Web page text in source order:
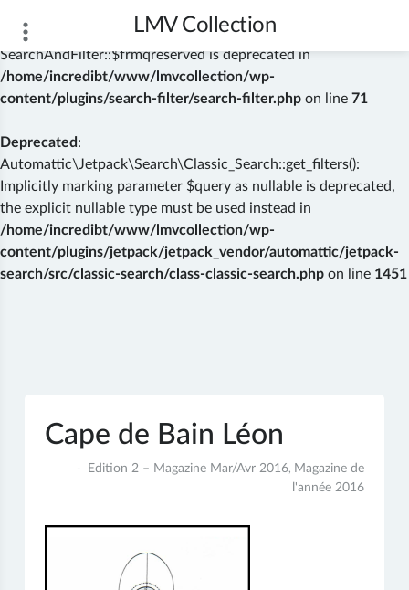
Deprecated
: Creation of dynamic property
SearchAndFilter::$frmqreserved is deprecated in
/home/incredibt/www/lmvcollection/wp-
content/plugins/search-filter/search-filter.php on line 71
Deprecated :
Automattic\Jetpack\Search\Classic_Search::get_filters():
Implicitly marking parameter $query as nullable is deprecated,
the explicit nullable type must be used instead in
/home/incredibt/www/lmvcollection/wp-
content/plugins/jetpack/jetpack_vendor/automattic/jetpack-
search/src/classic-search/class-classic-search.php on line 1451
LMV Collection
Cape de Bain Léon
Edition 2 – Magazine Mar/Avr 2016, Magazine de
l'année 2016